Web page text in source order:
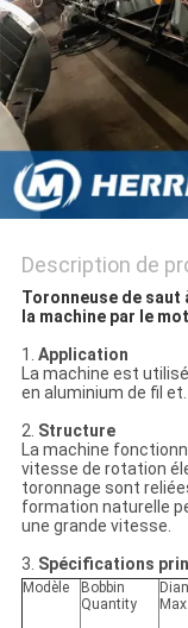
POLITIQUE
DE
Description de
Toronneuse de
la machine par le
1. Application
La machine est
en aluminium de fil et.
2. Structure
La machine
vitesse de rotation
toronnage sont
formation naturelle
une grande vitesse.
3. Spécifications
Modèle
Bobbin
Quantity